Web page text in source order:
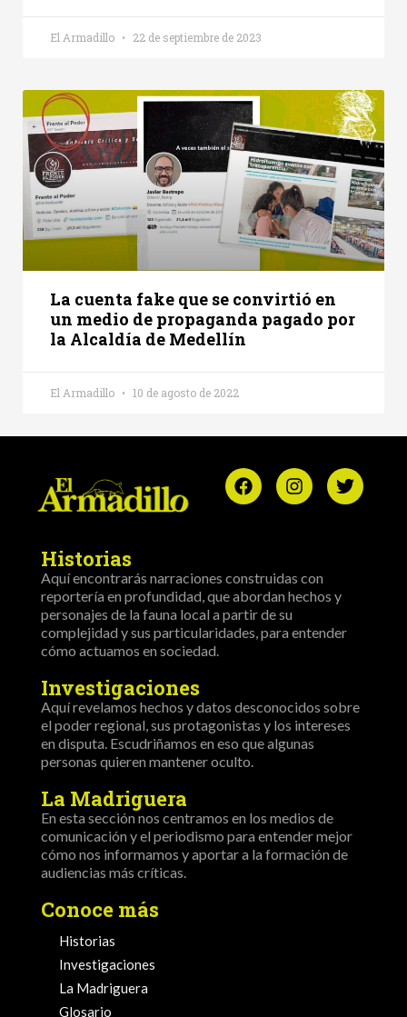
El Armadillo 22 de septiembre de 2023
La cuenta fake que se convirtió en
un medio de propaganda pagado por
la Alcaldía de Medellín
El Armadillo 10 de agosto de 2022
Historias
Aquí encontrarás narraciones construidas con
reportería en profundidad, que abordan hechos y
personajes de la fauna local a partir de su
complejidad y sus particularidades, para entender
cómo actuamos en sociedad.
Investigaciones
Aquí revelamos hechos y datos desconocidos sobre
el poder regional, sus protagonistas y los intereses
en disputa. Escudriñamos en eso que algunas
personas quieren mantener oculto.
La Madriguera
En esta sección nos centramos en los medios de
comunicación y el periodismo para entender mejor
cómo nos informamos y aportar a la formación de
audiencias más críticas.
Conoce más
Historias
Investigaciones
La Madriguera
Glosario